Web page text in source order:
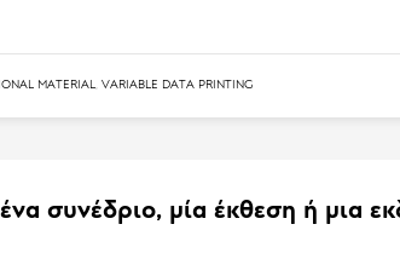
MATERIAL, VARIABLE DATA PRINTING
συνέδριο, μία έκθεση ή μια